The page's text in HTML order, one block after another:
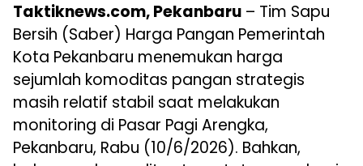
Taktiknews.com, Pekanbaru – Tim Sapu
Bersih (Saber) Harga Pangan Pemerintah
Kota Pekanbaru menemukan harga
sejumlah komoditas pangan strategis
masih relatif stabil saat melakukan
monitoring di Pasar Pagi Arengka,
Pekanbaru, Rabu (10/6/2026). Bahkan,